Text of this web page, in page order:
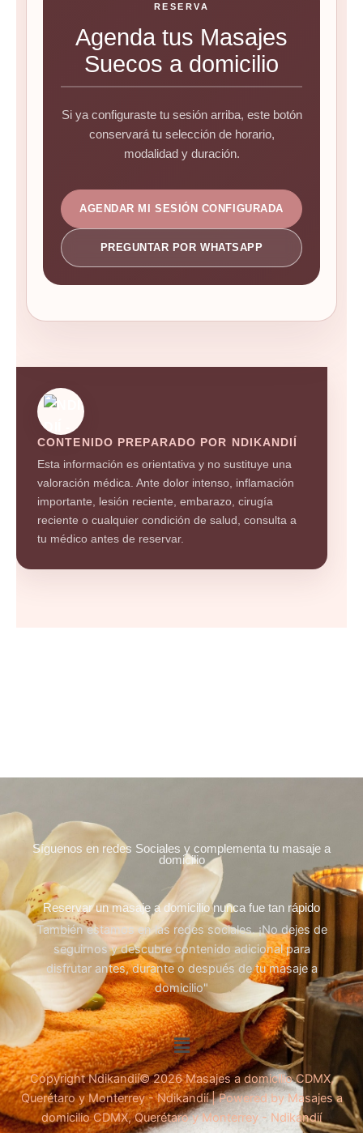
RESERVA
Agenda tus Masajes
Suecos a domicilio
Si ya configuraste tu sesión arriba, este botón
conservará tu selección de horario,
modalidad y duración.
AGENDAR MI SESIÓN CONFIGURADA
PREGUNTAR POR WHATSAPP
CONTENIDO PREPARADO POR NDIKANDIÍ
Esta información es orientativa y no sustituye una
valoración médica. Ante dolor intenso, inflamación
importante, lesión reciente, embarazo, cirugía
reciente o cualquier condición de salud, consulta a
tu médico antes de reservar.
Síguenos en redes Sociales y complementa tu masaje a
domicilio
Reservar un masaje a domicilio nunca fue tan rápido
También estamos en las redes sociales. ¡No dejes de
seguirnos y descubre contenido adicional para
disfrutar antes, durante o después de tu masaje a
domicilio"
Menú
Copyright Ndikandií© 2026 Masajes a domicilio CDMX,
Querétaro y Monterrey - Ndikandií | Powered by Masajes a
domicilio CDMX, Querétaro y Monterrey - Ndikandií